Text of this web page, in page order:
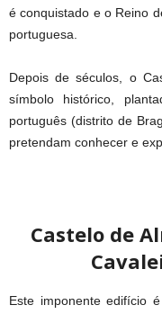
é conquistado e o Reino
portuguesa.
Depois de séculos, o
símbolo histórico,
português (distrito de
pretendam conhecer e
Castelo de
Este imponente edifício